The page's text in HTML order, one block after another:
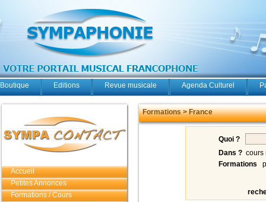
Boutique Editions Revue musicale Agenda Culturel
Accueil
Petites Annonces
Formations / Cours
Formations > France
Quoi ?
Dans ? cours
Formations